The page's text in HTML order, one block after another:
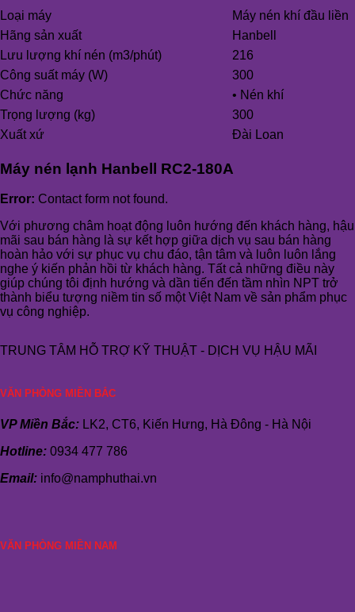
Loại máy
Máy nén khí đầu liền
Hãng sản xuất
Hanbell
Lưu lượng khí nén (m3/phút)
216
Công suất máy (W)
300
Chức năng
• Nén khí
Trọng lượng (kg)
300
Xuất xứ
Đài Loan
Máy nén lạnh Hanbell RC2-180A
Error: Contact form not found.
Với phương châm hoạt động luôn hướng đến khách hàng, hậu
mãi sau bán hàng là sự kết hợp giữa dịch vụ sau bán hàng
hoàn hảo với sự phục vụ chu đáo, tận tâm và luôn luôn lắng
nghe ý kiến phản hồi từ khách hàng. Tất cả những điều này
giúp chúng tôi định hướng và dần tiến đến tầm nhìn NPT trở
thành biểu tượng niềm tin số một Việt Nam về sản phẩm phục
vụ công nghiệp.
TRUNG TÂM HỖ TRỢ KỸ THUẬT - DỊCH VỤ HẬU MÃI
VĂN PHÒNG MIỀN BẮC
VP Miền Bắc: LK2, CT6, Kiến Hưng, Hà Đông - Hà Nội
Hotline: 0934 477 786
Email: info@namphuthai.vn
VĂN PHÒNG MIỀN NAM